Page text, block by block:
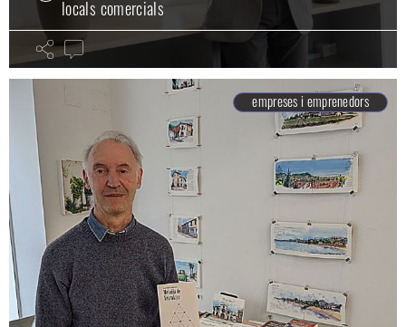
locals comercials
empreses i emprenedors